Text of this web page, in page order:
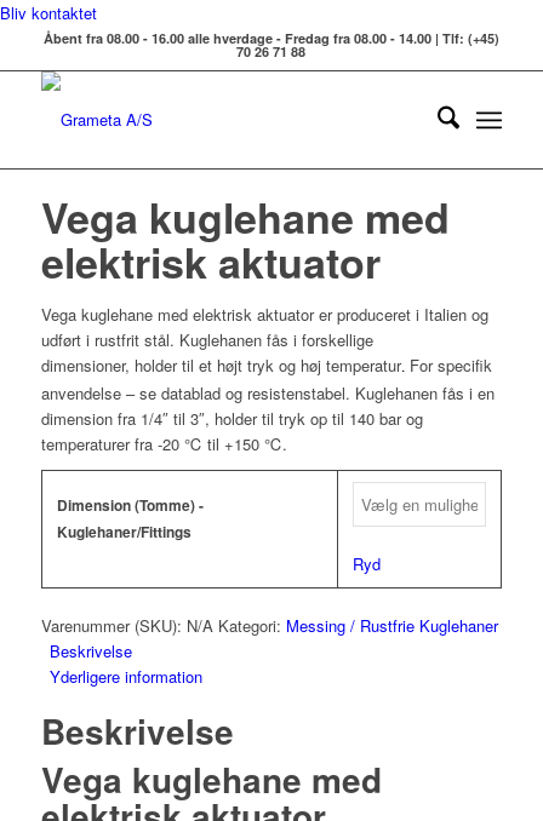
Bliv kontaktet
Åbent fra 08.00 - 16.00 alle hverdage - Fredag fra 08.00 - 14.00 | Tlf: (+45)
70 26 71 88
Vega kuglehane med
elektrisk aktuator
Vega kuglehane med elektrisk aktuator er produceret i Italien og
udført i rustfrit stål. Kuglehanen fås i forskellige
dimensioner, holder til et højt tryk og høj temperatur.For specifik
anvendelse – se datablad og resistenstabel. Kuglehanen fås i en
dimension fra 1/4″ til 3″, holder til tryk op til 140 bar og
temperaturer fra -20 ℃ til +150 ℃.
Dimension (Tomme) -
Kuglehaner/Fittings
Ryd
Varenummer (SKU): N/A Kategori: Messing / Rustfrie Kuglehaner
Beskrivelse
Yderligere information
Beskrivelse
Vega kuglehane med